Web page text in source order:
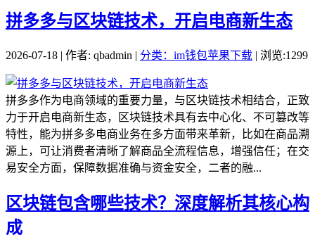
拼多多与区块链技术，开启电商新生态
2026-07-18 | 作者: qbadmin | 分类：im钱包苹果下载 | 浏览:1299
拼多多作为电商领域的重要力量，与区块链技术相结合，正致
力于开启电商新生态，区块链技术具有去中心化、不可篡改等
特性，能为拼多多电商业务在多方面带来革新，比如在商品溯
源上，可让消费者清晰了解商品全流程信息，增强信任；在交
易安全方面，保障数据准确与资金安全，二者的融...
区块链包含哪些技术？深度解析其核心构
成